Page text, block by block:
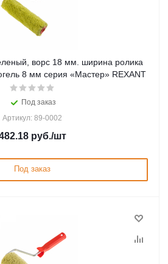
ворс 18 мм. ширина ролика
8 мм серия «Мастер» REXANT
Под заказ
Артикул: 89-0002
руб./шт
Под заказ